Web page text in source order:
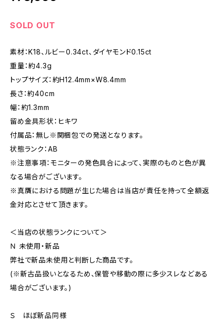
SOLD OUT
素材：K18、ルビー0.34ct、ダイヤモンド0.15ct
重量：約4.3g
トップサイズ：約H12.4mm×W8.4mm
長さ：約40cm
幅：約1.3mm
留め金具形状：ヒキワ
付属品：無し※関梱包での発送となります。
状態ランク：AB
※注意事項：モニターの発色具合によって、実際のものと色が異
なる場合がございます。
※真贋における問題が生じた場合は当店が責任を持って全額返
金対応とさせて頂きます。
＜当店の状態ランクについて＞
Ｎ 未使用・新品
弊社で新品未使用と判断した商品です。
(※新古品扱いとなるため、保管や移動の際に多少スレなどある
場合がございます。)
Ｓ ほぼ新品同様